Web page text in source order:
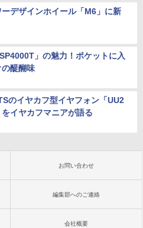
ーデザインホイール「M6」に新
」の魅力！ポケットに入
醍醐味
のイヤカフ型イヤフォン「UU2
イヤカフマニアが語る
お問い合わせ
編集部へのご連絡
会社概要